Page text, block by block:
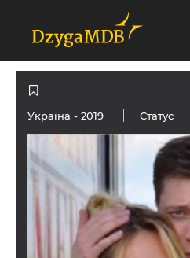
Україна - 2019 Статус